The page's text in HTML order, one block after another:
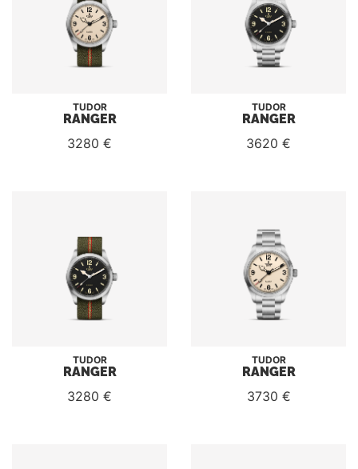
TUDOR
RANGER
3280 €
TUDOR
RANGER
3620 €
TUDOR
RANGER
3280 €
TUDOR
RANGER
3730 €